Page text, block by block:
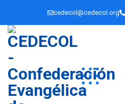
cedecol@cedecol.org